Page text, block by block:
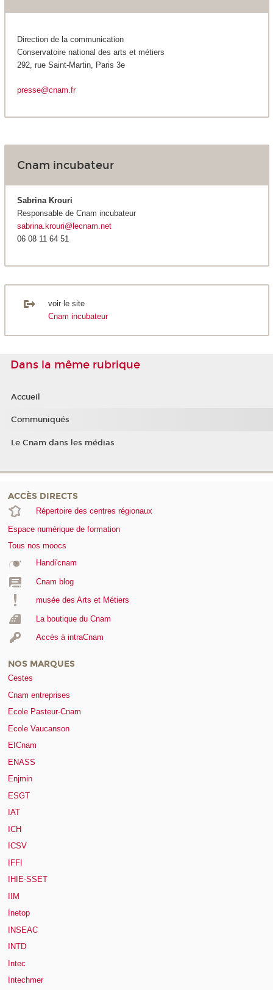
Direction de la communication
Conservatoire national des arts et métiers
292, rue Saint-Martin, Paris 3e
presse@cnam.fr
Cnam incubateur
Sabrina Krouri
Responsable de Cnam incubateur
sabrina.krouri@lecnam.net
06 08 11 64 51
voir le site
Cnam incubateur
Dans la même rubrique
Accueil
Communiqués
Le Cnam dans les médias
ACCÈS DIRECTS
Répertoire des centres régionaux
Espace numérique de formation
Tous nos moocs
Handi'cnam
Cnam blog
musée des Arts et Métiers
La boutique du Cnam
Accès à intraCnam
NOS MARQUES
Cestes
Cnam entreprises
Ecole Pasteur-Cnam
Ecole Vaucanson
EICnam
ENASS
Enjmin
ESGT
IAT
ICH
ICSV
IFFI
IHIE-SSET
IIM
Inetop
INSEAC
INTD
Intec
Intechmer